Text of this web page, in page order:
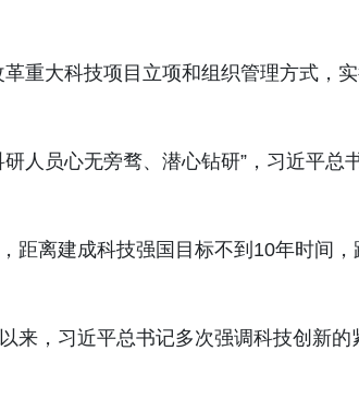
革重大科技项目立项和组织管理方式，
研人员心无旁骛、潜心钻研”，习近平总
距离建成科技强国目标不到10年时间
来，习近平总书记多次强调科技创新的